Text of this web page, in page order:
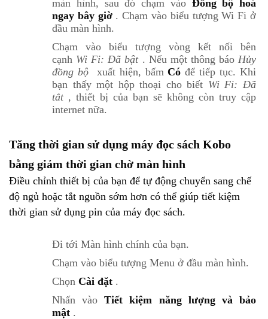
màn hình, sau đó chạm vàoĐồng bộ hoá
ngay bây giờ.Chạm vào biểu tượng Wi Fi ở
đầu màn hình.
Chạm vào biểu tượng vòng kết nối bên
cạnh Wi Fi: Đã bật. Nếu một thông báo Hủy
đồng bộ
xuất hiện, bấm Có để tiếp tục.Khi
bạn thấy một hộp thoại cho biết Wi Fi: Đã
tắt, thiết bị của bạn sẽ không còn truy cập
internet nữa.
Tăng thời gian sử dụng máy đọc sách Kobo
bằng giảm thời gian chờ màn hình
Điều chỉnh thiết bị của bạn để tự động chuyển sang chế
độ ngủ hoặc tắt nguồn sớm hơn có thể giúp tiết kiệm
thời gian sử dụng pin của máy đọc sách.
Đi tới Màn hình chính của bạn.
Chạm vào biểu tượng Menu ở đầu màn hình.
Chọn Cài đặt .
Nhấn vàoTiết kiệm năng lượng và bảo
mật .